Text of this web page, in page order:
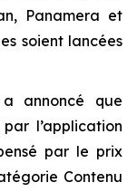
Panamera et
soient lancées
annoncé que
l’application
par le prix
Contenu